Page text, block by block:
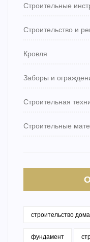
Строительные
Строительство и
Кровля
Заборы и
Строительная
Строительные
строительство дома
фундамент